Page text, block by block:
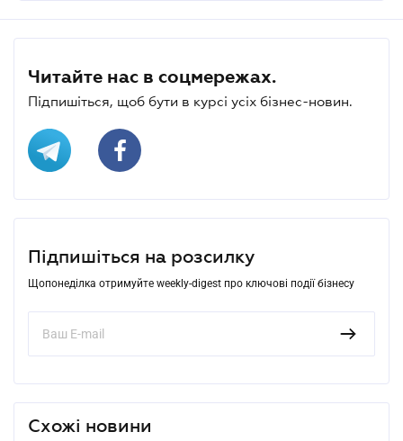
Читайте нас в соцмережах.
Підпишіться, щоб бути в курсі усіх бізнес-новин.
Підпишіться на розсилку
Щопонеділка отримуйте weekly-digest про ключові події бізнесу
Схожі новини